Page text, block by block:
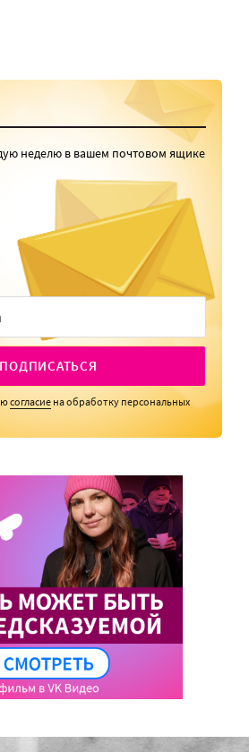
неделю в вашем почтовом ящике
ПОДПИСАТЬСЯ
согласие на обработку персональных